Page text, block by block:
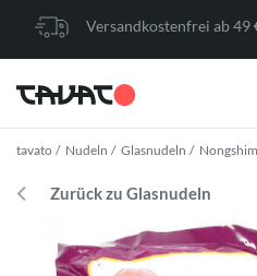
Versandkostenfrei ab 49
tavato Nudeln Glasnudeln
Zurück zu Glasnudeln